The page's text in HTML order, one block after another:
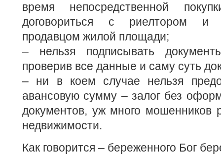
время непосредственной
договориться с риелтором и
продавцом жилой площади;
– нельзя подписывать
проверив все данные и саму суть
– ни в коем случае нельзя
авансовую сумму – залог без
документов, уж много мошенников
недвижимости.
Как говорится – береженного Бог